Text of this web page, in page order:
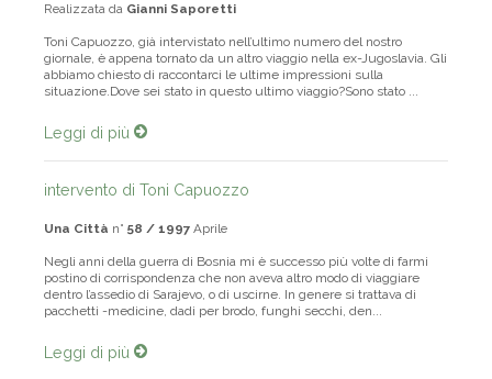
Realizzata da Gianni Saporetti
Toni Capuozzo, già intervistato nell’ultimo numero del nostro
giornale, è appena tornato da un altro viaggio nella ex-Jugoslavia. Gli
abbiamo chiesto di raccontarci le ultime impressioni sulla
situazione.Dove sei stato in questo ultimo viaggio?Sono stato ...
Leggi di più
intervento di Toni Capuozzo
Una Città n° 58 / 1997 Aprile
Negli anni della guerra di Bosnia mi è successo più volte di farmi
postino di corrispondenza che non aveva altro modo di viaggiare
dentro l’assedio di Sarajevo, o di uscirne. In genere si trattava di
pacchetti -medicine, dadi per brodo, funghi secchi, den...
Leggi di più